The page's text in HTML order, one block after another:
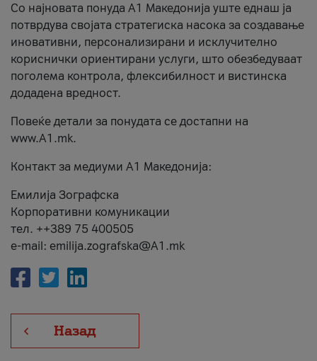
Со најновата понуда А1 Македонија уште еднаш ја
потврдува својата стратегиска насока за создавање
иновативни, персонализирани и исклучително
кориснички ориентирани услуги, што обезбедуваат
поголема контрола, флексибилност и вистинска
додадена вредност.
Повеќе детали за понудата се достапни на
www.А1.mk.
Контакт за медиуми А1 Македонија:
Емилија Зографска
Корпоративни комуникации
тел. ++389 75 400505
e-mail: emilija.zografska@A1.mk
Назад